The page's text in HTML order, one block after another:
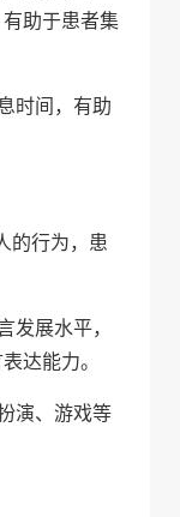
助于患者集
时间，有助
的行为，患
发展水平，
达能力。
演、游戏等